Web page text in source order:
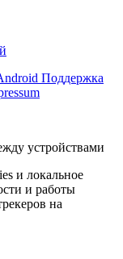
Поддержка
устройствами
и локальное
и работы
на